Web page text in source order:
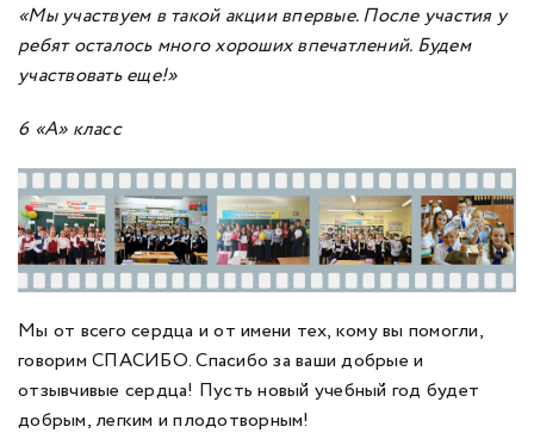
«Мы участвуем в такой акции впервые. После участия у
ребят осталось много хороших впечатлений. Будем
участвовать еще!»
6 «А» класс
Мы от всего сердца и от имени тех, кому вы помогли,
говорим СПАСИБО. Спасибо за ваши добрые и
отзывчивые сердца! Пусть новый учебный год будет
добрым, легким и плодотворным!